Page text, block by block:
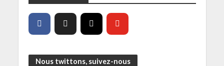
Nous twittons, suivez-nous